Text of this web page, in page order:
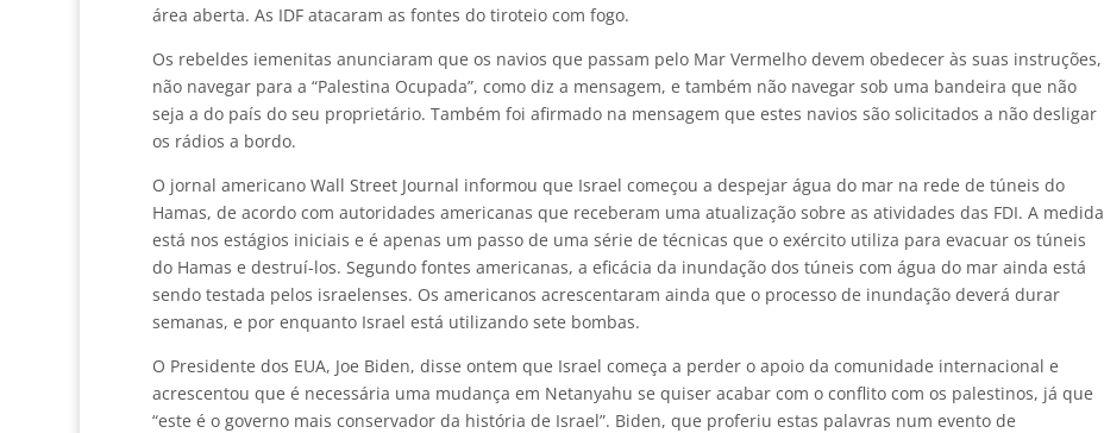
área aberta. As IDF atacaram as fontes do tiroteio com fogo.
Os rebeldes iemenitas anunciaram que os navios que passam pelo Mar Vermelho devem obedecer às suas instruções,
não navegar para a “Palestina Ocupada”, como diz a mensagem, e também não navegar sob uma bandeira que não
seja a do país do seu proprietário. Também foi afirmado na mensagem que estes navios são solicitados a não desligar
os rádios a bordo.
O jornal americano Wall Street Journal informou que Israel começou a despejar água do mar na rede de túneis do
Hamas, de acordo com autoridades americanas que receberam uma atualização sobre as atividades das FDI. A medida
está nos estágios iniciais e é apenas um passo de uma série de técnicas que o exército utiliza para evacuar os túneis
do Hamas e destruí-los. Segundo fontes americanas, a eficácia da inundação dos túneis com água do mar ainda está
sendo testada pelos israelenses. Os americanos acrescentaram ainda que o processo de inundação deverá durar
semanas, e por enquanto Israel está utilizando sete bombas.
O Presidente dos EUA, Joe Biden, disse ontem que Israel começa a perder o apoio da comunidade internacional e
acrescentou que é necessária uma mudança em Netanyahu se quiser acabar com o conflito com os palestinos, já que
“este é o governo mais conservador da história de Israel”. Biden, que proferiu estas palavras num evento de